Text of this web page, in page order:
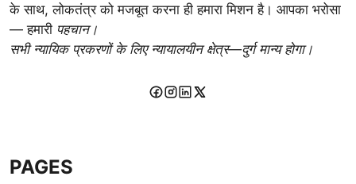
के साथ, लोकतंत्र को मजबूत करना ही हमारा मिशन है। आपका भरोसा
— हमारी पहचान।
सभी न्यायिक प्रकरणों के लिए न्यायालयीन क्षेत्र—दुर्ग मान्य होगा।
PAGES